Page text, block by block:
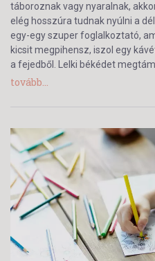
táboroznak vagy nyaralnak,
elég hosszúra tudnak nyúlni a
egy-egy szuper foglalkoztató,
kicsit megpihensz, iszol egy
a fejedből. Lelki békédet
tovább...